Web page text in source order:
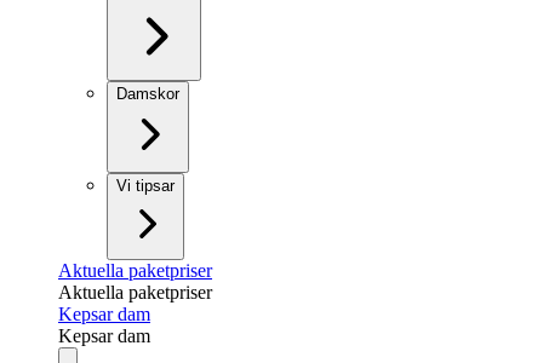
Damskor
Vi tipsar
Aktuella paketpriser
Aktuella paketpriser
Kepsar dam
Kepsar dam